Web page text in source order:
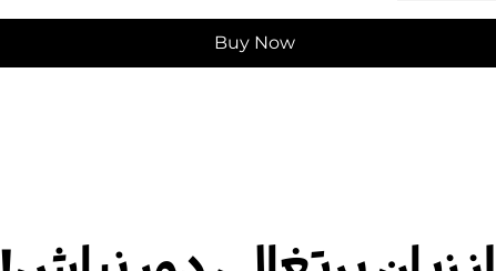
Buy Now